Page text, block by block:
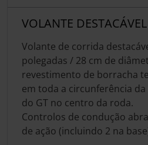
VOLANTE DESTACÁVEL
Volante de corrida
polegadas / 28 cm de
revestimento de borracha
em toda a circunferência
do GT no centro da roda.
Controlos de condução
de ação (incluindo 2 na